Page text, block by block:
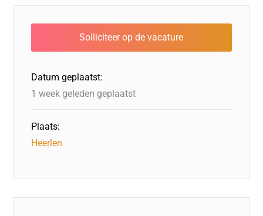
e
b
o
o
k
e
dI
n
o
d
o
n
a
d
s
s
A
p
l
Datum geplaatst:
1 week geleden geplaatst
Plaats:
Heerlen